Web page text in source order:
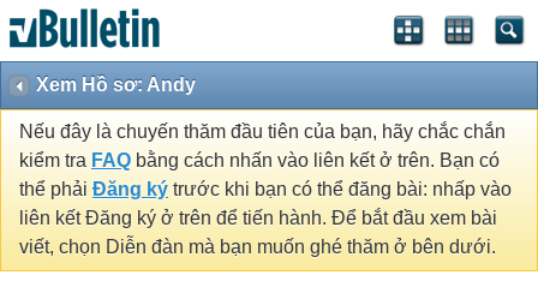
Xem Hồ sơ: Andy
Nếu đây là chuyến thăm đầu tiên của bạn, hãy chắc chắn
kiểm tra FAQ bằng cách nhấn vào liên kết ở trên. Bạn có
thể phải Đăng ký trước khi bạn có thể đăng bài: nhấp vào
liên kết Đăng ký ở trên để tiến hành. Để bắt đầu xem bài
viết, chọn Diễn đàn mà bạn muốn ghé thăm ở bên dưới.